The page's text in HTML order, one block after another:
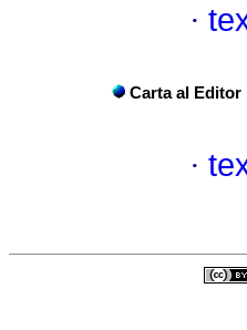
·
Carta al Editor
·